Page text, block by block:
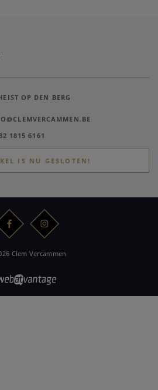
OP DEN BERG
1815 6161
IS NU GESLOTEN!
Clem Vercammen